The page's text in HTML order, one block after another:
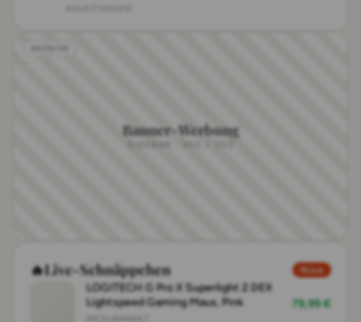
Banner-Werbung
🔥Live-Schnäppchen Live
LOGITECH G Pro X Superlight 2 DEX
Lightspeed Gaming Maus, Pink
79,99 €